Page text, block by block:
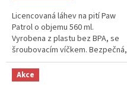
5
hvězdiček.
Licencovaná láhev na pití Paw
Patrol o objemu 560 ml.
Vyrobena z plastu bez BPA, se
šroubovacím víčkem. Bezpečná,
lehká a ideální pro děti. Více
produktů s motivem
👉 TLAPKOVÉ PATROLY
Akce